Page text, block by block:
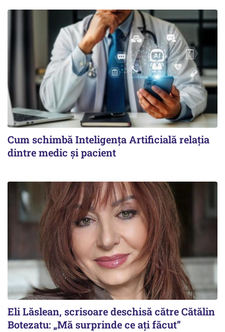
Cum schimbă Inteligența Artificială relația
dintre medic și pacient
Eli Lăslean, scrisoare deschisă către Cătălin
Botezatu: „Mă surprinde ce ați făcut”